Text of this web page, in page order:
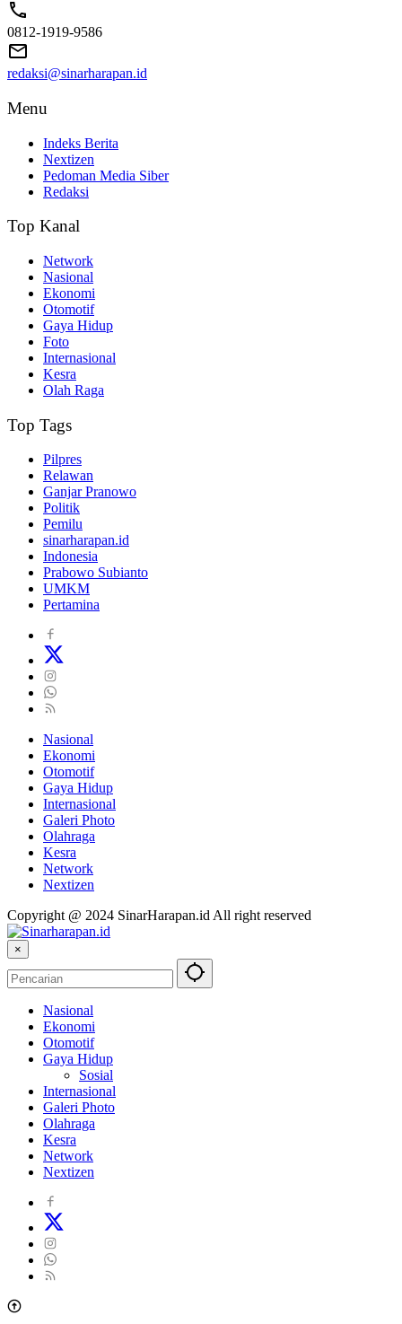
0812-1919-9586
redaksi@sinarharapan.id
Menu
Indeks Berita
Nextizen
Pedoman Media Siber
Redaksi
Top Kanal
Network
Nasional
Ekonomi
Otomotif
Gaya Hidup
Foto
Internasional
Kesra
Olah Raga
Top Tags
Pilpres
Relawan
Ganjar Pranowo
Politik
Pemilu
sinarharapan.id
Indonesia
Prabowo Subianto
UMKM
Pertamina
Nasional
Ekonomi
Otomotif
Gaya Hidup
Internasional
Galeri Photo
Olahraga
Kesra
Network
Nextizen
Copyright @ 2024 SinarHarapan.id All right reserved
×
Nasional
Ekonomi
Otomotif
Gaya Hidup
Sosial
Internasional
Galeri Photo
Olahraga
Kesra
Network
Nextizen